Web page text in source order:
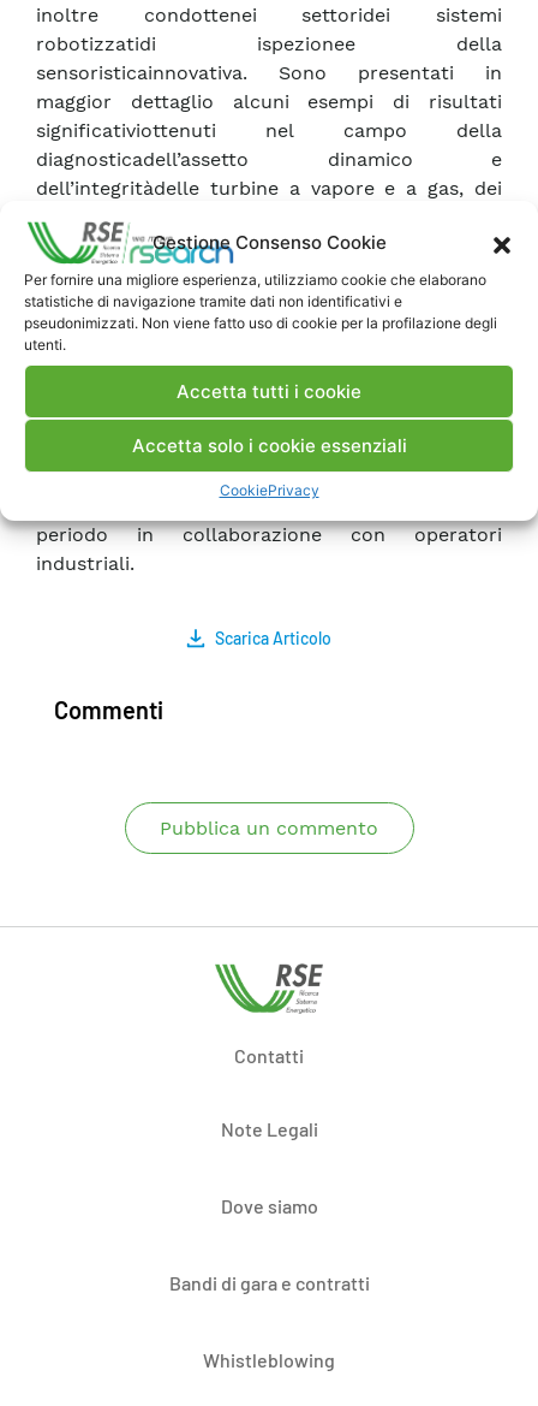
Gestione Consenso Cookie
Per fornire una migliore esperienza, utilizziamo cookie che elaborano
statistiche di navigazione tramite dati non identificativi e
pseudonimizzati. Non viene fatto uso di cookie per la profilazione degli
utenti.
Accetta tutti i cookie
Accetta solo i cookie essenziali
CookiePrivacy
inoltre condottenei settoridei sistemi
robotizzatidi ispezionee della
sensoristicainnovativa. Sono presentati in
maggior dettaglio alcuni esempi di risultati
significativiottenuti nel campo della
diagnosticadell’assetto dinamico e
dell’integritàdelle turbine a vapore e a gas, dei
metodi di diagnosticadei rivestimentiper parti
calde di turbine a gas di nuova generazione, dei
metodi minimalmente invasivi di
caratterizzazione delle proprietà meccaniche
residue di materiali eserciti, dei sistemi
robotizzati d’ispezione di parti d’impianto con
limitazionidi accesso. Vengono inoltre delineate
alcune direttrici di proseguimento e sviluppo
della ricerca, con particolare riferimento alle
problematiche di trasferimento dei risultati ed
alle opportunità di applicazioni pilota di medio
periodo in collaborazione con operatori
industriali.
Scarica Articolo
Commenti
Pubblica un commento
Contatti
Note Legali
Dove siamo
Bandi di gara e contratti
Whistleblowing